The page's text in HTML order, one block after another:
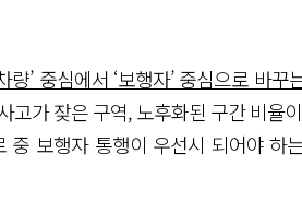
’ 중심에서 ‘보행자’ 중심으로 바꾸
가 잦은 구역, 노후화된 구간 비율
보행자 통행이 우선시 되어야 하